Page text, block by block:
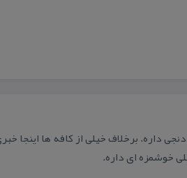
داره. برخلاف خیلی از كافه ها اینجا
خوشمزه ای داره.